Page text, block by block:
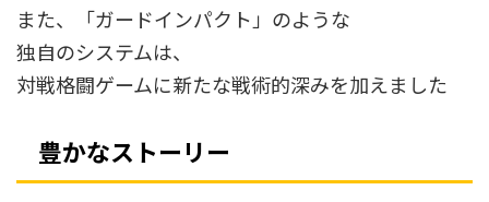
また、「ガードインパクト」のような
独自のシステムは、
対戦格闘ゲームに新たな戦術的深みを加えました
豊かなストーリー